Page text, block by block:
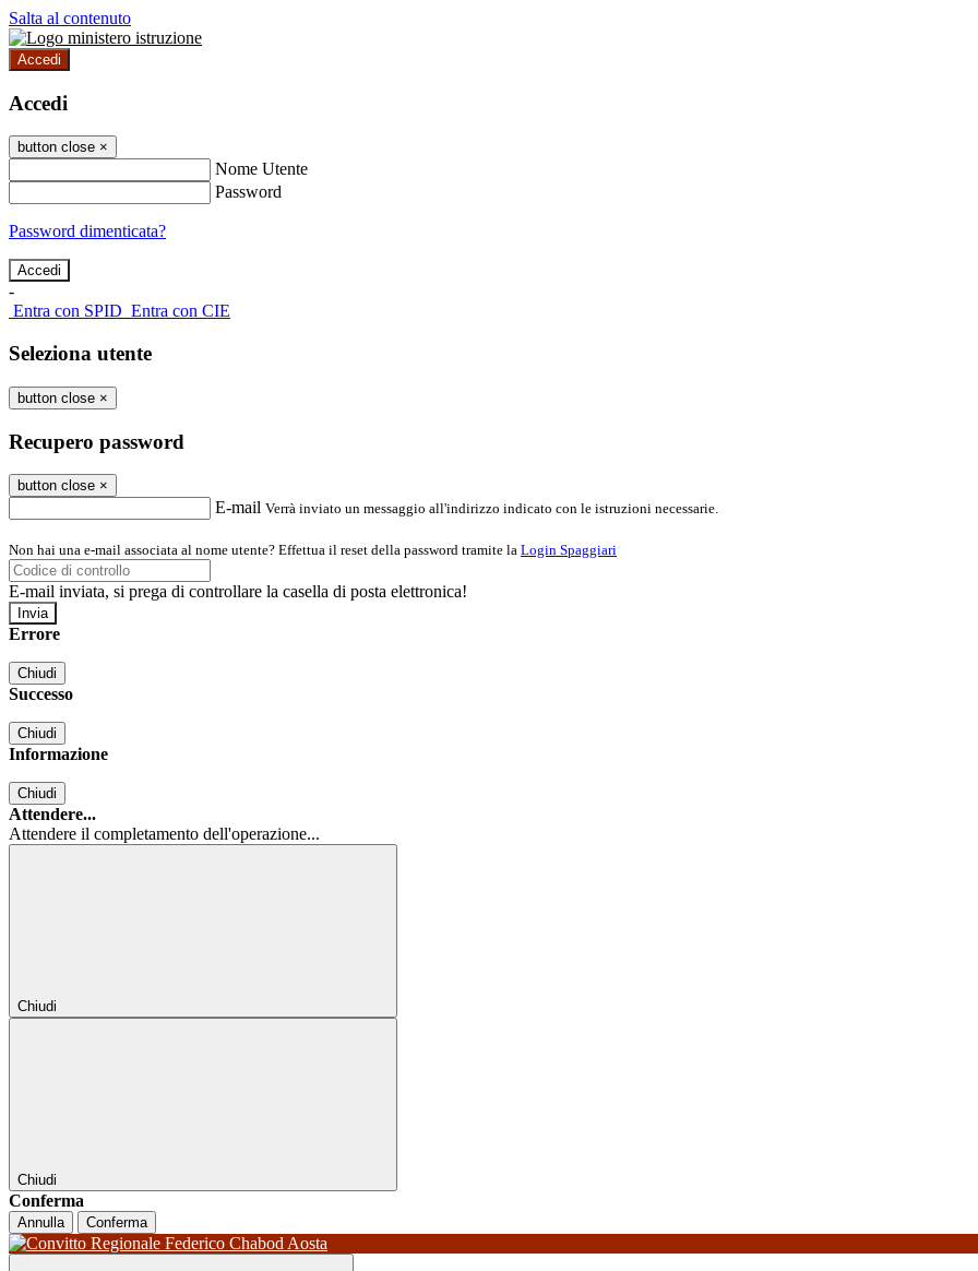
Salta al contenuto
Accedi
Accedi
button close ×
Nome Utente
Password
Password dimenticata?
-
Entra con SPID Entra con CIE
Seleziona utente
button close ×
Recupero password
button close ×
E-mail Verrà inviato un messaggio all'indirizzo indicato con le istruzioni necessarie.
Non hai una e-mail associata al nome utente? Effettua il reset della password tramite la Login Spaggiari
E-mail inviata, si prega di controllare la casella di posta elettronica!
Errore
Chiudi
Successo
Chiudi
Informazione
Chiudi
Attendere...
Attendere il completamento dell'operazione...
Chiudi
Chiudi
Conferma
Annulla Conferma